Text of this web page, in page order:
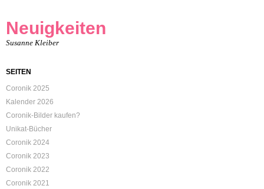
Neuigkeiten
Susanne Kleiber
SEITEN
Coronik 2025
Kalender 2026
Coronik-Bilder kaufen?
Unikat-Bücher
Coronik 2024
Coronik 2023
Coronik 2022
Coronik 2021